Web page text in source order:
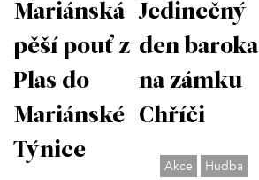
Mariánská
pěší pouť z
Plas do
Mariánské
Týnice
Jedinečný
den baroka
na zámku
Chříči
Akce
Hudba